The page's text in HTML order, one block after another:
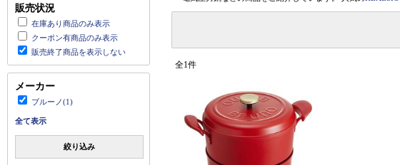
販売状況
在庫あり商品のみ表示
クーポン有商品のみ表示
販売終了商品を表示しない
メーカー
ブルーノ(1)
全て表示
絞り込み
全1件